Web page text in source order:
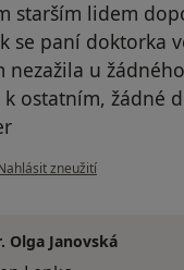
starším lidem
se paní doktorka
nezažila u
k ostatním, žádné
názoru uživatele Váš
zneužití
Olga Janovská